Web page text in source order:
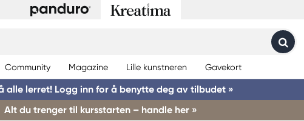
Community Magazine Lille kunstneren Gavekort
alle lerret! Logg inn for å benytte deg av tilbudet »
Alt du trenger til kursstarten – handle her »